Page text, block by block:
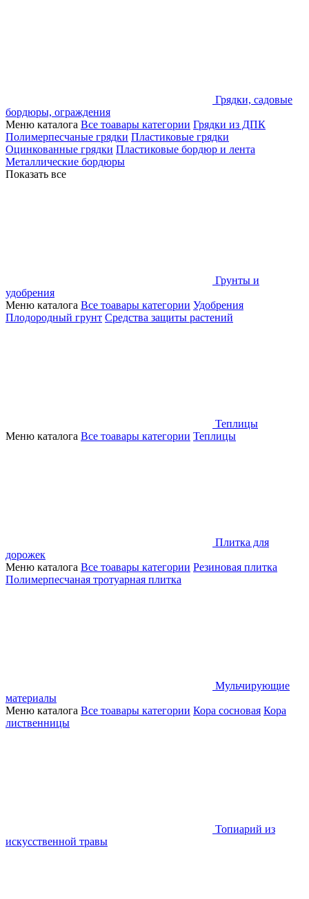
Грядки, садовые
бордюры, ограждения
Меню каталога Все тоавары категории Грядки из ДПК
Полимерпесчаные грядки Пластиковые грядки
Оцинкованные грядки Пластиковые бордюр и лента
Металлические бордюры
Показать все
Грунты и
удобрения
Меню каталога Все тоавары категории Удобрения
Плодородный грунт Средства защиты растений
Теплицы
Меню каталога Все тоавары категории Теплицы
Плитка для
дорожек
Меню каталога Все тоавары категории Резиновая плитка
Полимерпесчаная тротуарная плитка
Мульчирующие
материалы
Меню каталога Все тоавары категории Кора сосновая Кора
лиственницы
Топиарий из
искусственной травы